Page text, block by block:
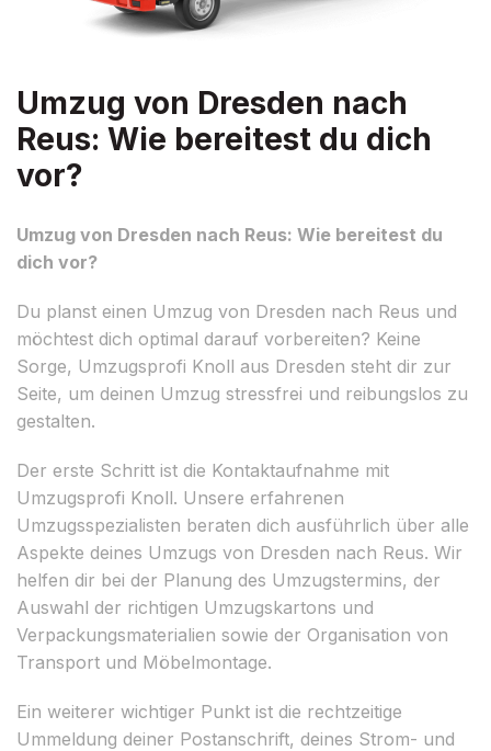
Umzug von Dresden nach
Reus: Wie bereitest du dich
vor?
Umzug von Dresden nach Reus: Wie bereitest du
dich vor?
Du planst einen Umzug von Dresden nach Reus und
möchtest dich optimal darauf vorbereiten? Keine
Sorge, Umzugsprofi Knoll aus Dresden steht dir zur
Seite, um deinen Umzug stressfrei und reibungslos zu
gestalten.
Der erste Schritt ist die Kontaktaufnahme mit
Umzugsprofi Knoll. Unsere erfahrenen
Umzugsspezialisten beraten dich ausführlich über alle
Aspekte deines Umzugs von Dresden nach Reus. Wir
helfen dir bei der Planung des Umzugstermins, der
Auswahl der richtigen Umzugskartons und
Verpackungsmaterialien sowie der Organisation von
Transport und Möbelmontage.
Ein weiterer wichtiger Punkt ist die rechtzeitige
Ummeldung deiner Postanschrift, deines Strom- und